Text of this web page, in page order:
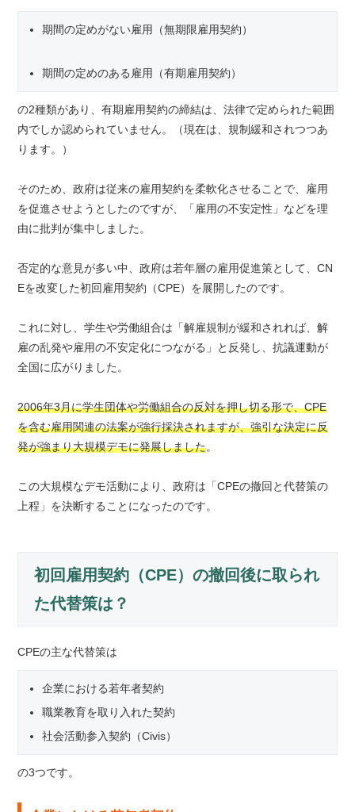
期間の定めがない雇用（無期限雇用契約）
期間の定めのある雇用（有期雇用契約）
の2種類があり、有期雇用契約の締結は、法律で定められた範囲
内でしか認められていません。（現在は、規制緩和されつつあ
ります。）
そのため、政府は従来の雇用契約を柔軟化させることで、雇用
を促進させようとしたのですが、「雇用の不安定性」などを理
由に批判が集中しました。
否定的な意見が多い中、政府は若年層の雇用促進策として、CN
Eを改変した初回雇用契約（CPE）を展開したのです。
これに対し、学生や労働組合は「解雇規制が緩和されれば、解
雇の乱発や雇用の不安定化につながる」と反発し、抗議運動が
全国に広がりました。
2006年3月に学生団体や労働組合の反対を押し切る形で、CPE
を含む雇用関連の法案が強行採決されますが、強引な決定に反
発が強まり大規模デモに発展しました。
この大規模なデモ活動により、政府は「CPEの撤回と代替策の
上程」を決断することになったのです。
初回雇用契約（CPE）の撤回後に取られ
た代替策は？
CPEの主な代替策は
企業における若年者契約
職業教育を取り入れた契約
社会活動参入契約（Civis）
の3つです。